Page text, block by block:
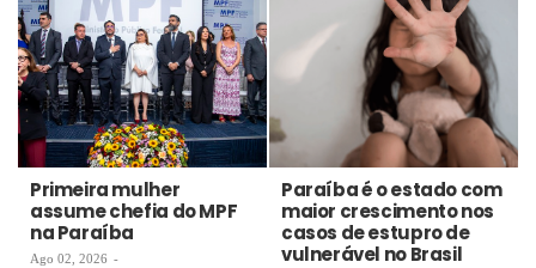
Primeira mulher
assume chefia do MPF
na Paraíba
Ago 02, 2026 -
Paraíba é o estado com
maior crescimento nos
casos de estupro de
vulnerável no Brasil